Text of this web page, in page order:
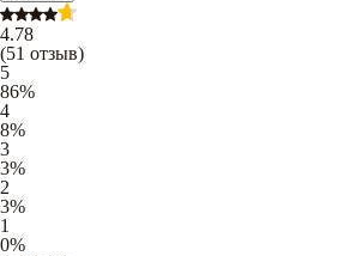
4.78
(51 отзыв)
5
86%
4
8%
3
3%
2
3%
1
0%